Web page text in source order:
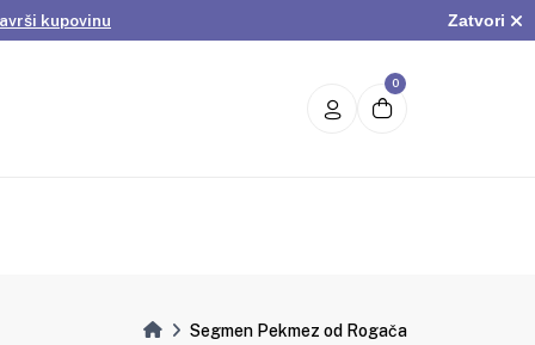
kupovinu
Pogledaj ponudu
Zatvori
0
Segmen Pekmez od Rogača